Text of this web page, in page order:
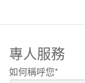
專人服務
如何稱呼您*